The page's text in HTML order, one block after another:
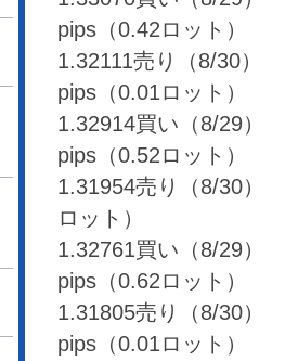
pips（0.42ロット）
1.32111売り（8/30
pips（0.01ロット）
1.32914買い（8/29
pips（0.52ロット）
1.31954売り（8/30
ロット）
1.32761買い（8/29
pips（0.62ロット）
1.31805売り（8/30
pips（0.01ロット）